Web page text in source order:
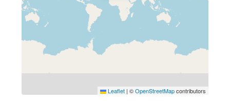
Leaflet | ©OpenStreetMapcontributors